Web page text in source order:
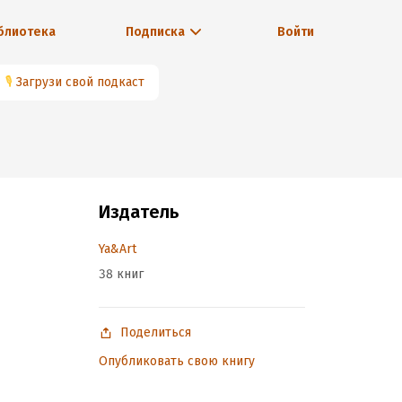
Подписка Войти
🎙 Загрузи свой подкаст
Издатель
Ya&Art
38 книг
Поделиться
Опубликовать свою книгу